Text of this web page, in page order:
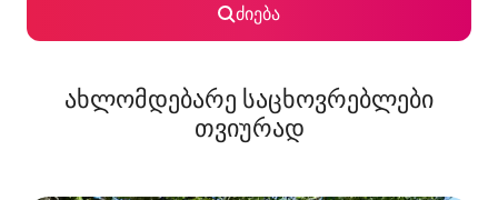
ძიება
ახლომდებარე საცხოვრებლები
თვიურად